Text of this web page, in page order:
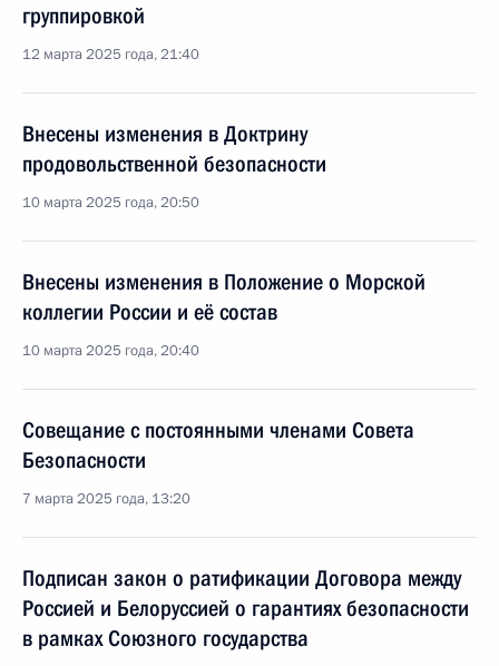
группировкой
12 марта 2025 года, 21:40
Внесены изменения в Доктрину
продовольственной безопасности
10 марта 2025 года, 20:50
Внесены изменения в Положение о Морской
коллегии России и её состав
10 марта 2025 года, 20:40
Совещание с постоянными членами Совета
Безопасности
7 марта 2025 года, 13:20
Подписан закон о ратификации Договора между
Россией и Белоруссией о гарантиях безопасности
в рамках Союзного государства